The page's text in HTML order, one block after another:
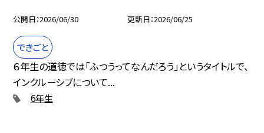
公開日 2026/06/30 更新日 2026/06/25
できごと
６年生の道徳では「ふつうってなんだろう」というタイトルで、
インクルーシブについて...
6年生